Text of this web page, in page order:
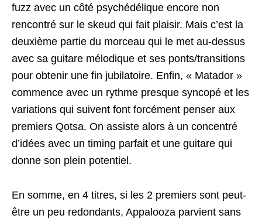
fuzz avec un côté psychédélique encore non
rencontré sur le skeud qui fait plaisir. Mais c’est la
deuxième partie du morceau qui le met au-dessus
avec sa guitare mélodique et ses ponts/transitions
pour obtenir une fin jubilatoire. Enfin, « Matador »
commence avec un rythme presque syncopé et les
variations qui suivent font forcément penser aux
premiers Qotsa. On assiste alors à un concentré
d’idées avec un timing parfait et une guitare qui
donne son plein potentiel.
En somme, en 4 titres, si les 2 premiers sont peut-
être un peu redondants, Appalooza parvient sans